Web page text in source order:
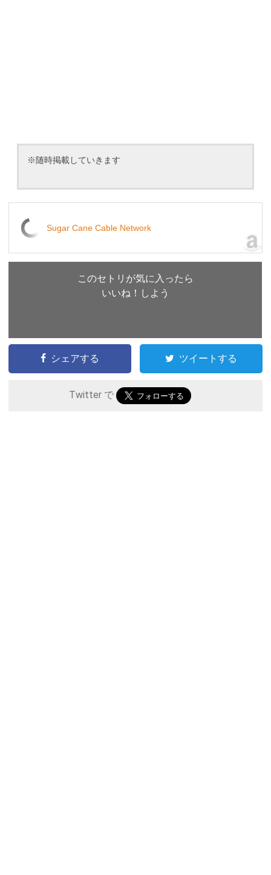
※随時掲載していきます
Sugar Cane Cable Network
このセトリが気に入ったら
いいね！しよう
シェアする ツイートする
Twitter で